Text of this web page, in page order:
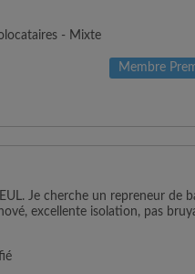
- Mixte
Membre
Je cherche un repreneur de
excellente isolation, pas